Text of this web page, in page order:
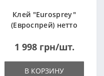
Клей "Eurosprey"
(Евроспрей) нетто
1 998 грн/шт.
В КОРЗИНУ